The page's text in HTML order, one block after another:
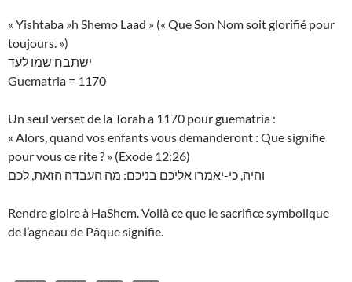
« Yishtaba »h Shemo Laad » (« Que Son Nom soit glorifié pour
toujours. »)
ישתבח שמו לעד
Guematria = 1170
Un seul verset de la Torah a 1170 pour guematria :
« Alors, quand vos enfants vous demanderont : Que signifie
pour vous ce rite ? » (Exode 12:26)
והיה, כי-יאמרו אליכם בניכם: מה העבדה הזאת, לכם
Rendre gloire à HaShem. Voilà ce que le sacrifice symbolique
de l’agneau de Pâque signifie.